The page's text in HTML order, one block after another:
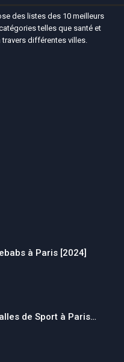
des listes des 10 meilleurs
telles que santé et
différentes villes.
à Paris [2024]
de Sport à Paris…